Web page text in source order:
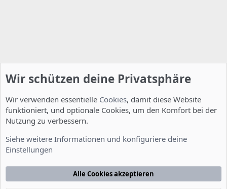
Nutzungsbedingungen Datenschutzerklärung
Startseite
Wir schützen deine Privatsphäre
Wir verwenden essentielle Cookies, damit diese Website
funktioniert, und optionale Cookies, um den Komfort bei der
Nutzung zu verbessern.
Siehe weitere Informationen und konfiguriere deine
Einstellungen
Alle Cookies akzeptieren